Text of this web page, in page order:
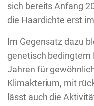
sich bereits Anfang
die Haardichte erst
Im Gegensatz dazu
genetisch bedingtem
Jahren für
Klimakterium, mit
lässt auch die